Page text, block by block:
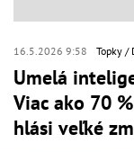
16.5.2026 9:58 Topky
Umelá
Viac ako 70
hlási veľké